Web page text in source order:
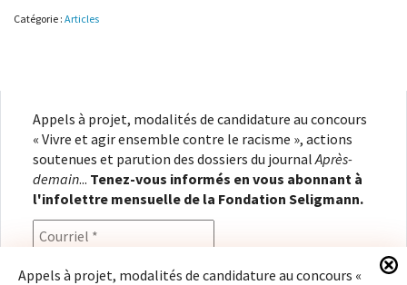
Catégorie : Articles
Appels à projet, modalités de candidature au concours
« Vivre et agir ensemble contre le racisme », actions
soutenues et parution des dossiers du journalAprès-
demain... Tenez-vous informés en vous abonnant à
l'infolettre mensuelle de la Fondation Seligmann.
Appels à projet, modalités de candidature au concours «